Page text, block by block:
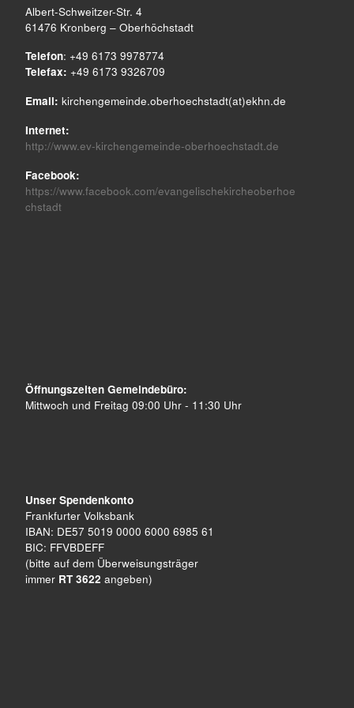
Albert-Schweitzer-Str. 4
61476 Kronberg – Oberhöchstadt
Telefon: +49 6173 9978774
Telefax: +49 6173 9326709
Email: kirchengemeinde.oberhoechstadt(at)ekhn.de
Internet:
http://www.ev-kirchengemeinde-oberhoechstadt.de
Facebook:
https://www.facebook.com/evangelischekircheoberhoe
chstadt
Öffnungszeiten Gemeindebüro:
Mittwoch und Freitag 09:00 Uhr - 11:30 Uhr
Unser Spendenkonto
Frankfurter Volksbank
IBAN: DE57 5019 0000 6000 6985 61
BIC: FFVBDEFF
(bitte auf dem Überweisungsträger
immer RT 3622 angeben)